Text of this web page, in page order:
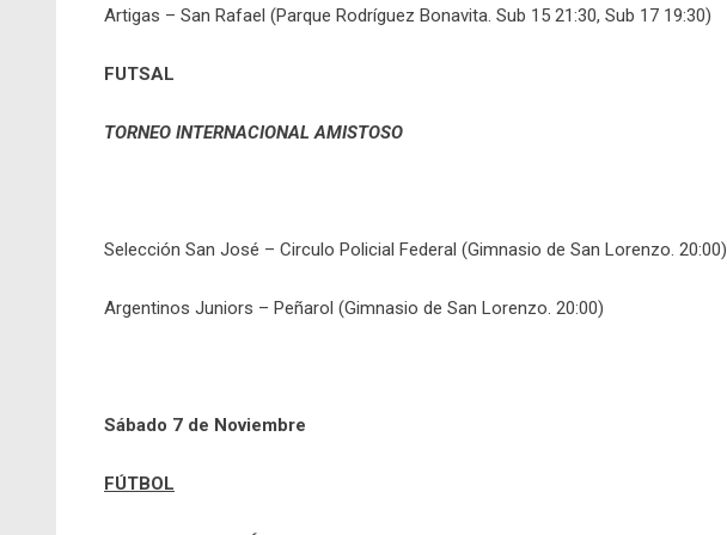
Artigas – San Rafael (Parque Rodríguez Bonavita. Sub 15 21:30, Sub 17 19:30)
FUTSAL
TORNEO INTERNACIONAL AMISTOSO
Selección San José – Circulo Policial Federal (Gimnasio de San Lorenzo. 20:00)
Argentinos Juniors – Peñarol (Gimnasio de San Lorenzo. 20:00)
Sábado 7 de Noviembre
FÚTBOL